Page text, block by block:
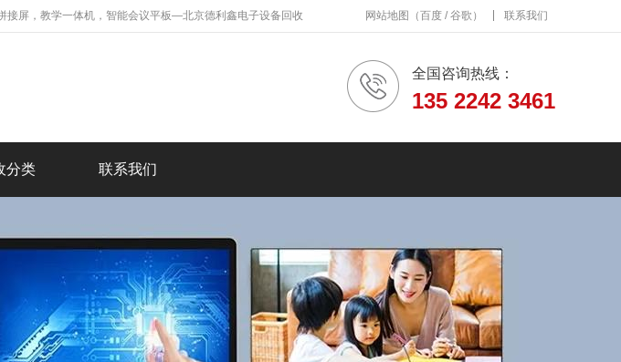
接屏，教学一体机，智能会议平板—北京德利鑫电子设备回收 网站地图 （百度 /谷歌 ） 联系我们
全国咨询热线：
135 2242 3461
分类 联系我们